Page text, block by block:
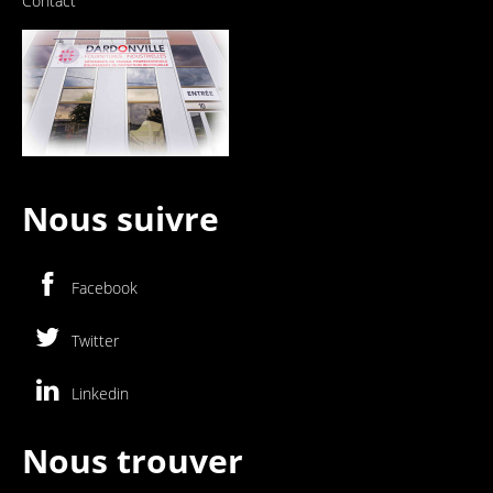
Nous suivre
Facebook
Twitter
Linkedin
Nous trouver